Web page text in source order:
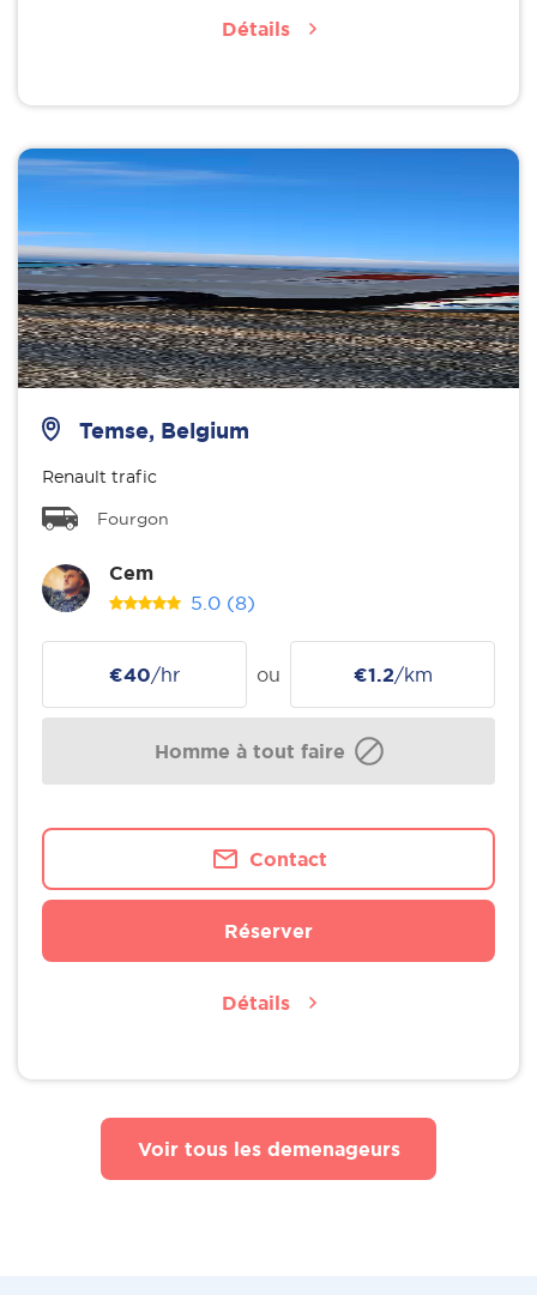
Détails
Temse, Belgium
Renault trafic
Fourgon
Cem
5.0 (8)
€40/hr ou €1.2/km
Homme à tout faire
Contact
Réserver
Détails
Voir tous les demenageurs